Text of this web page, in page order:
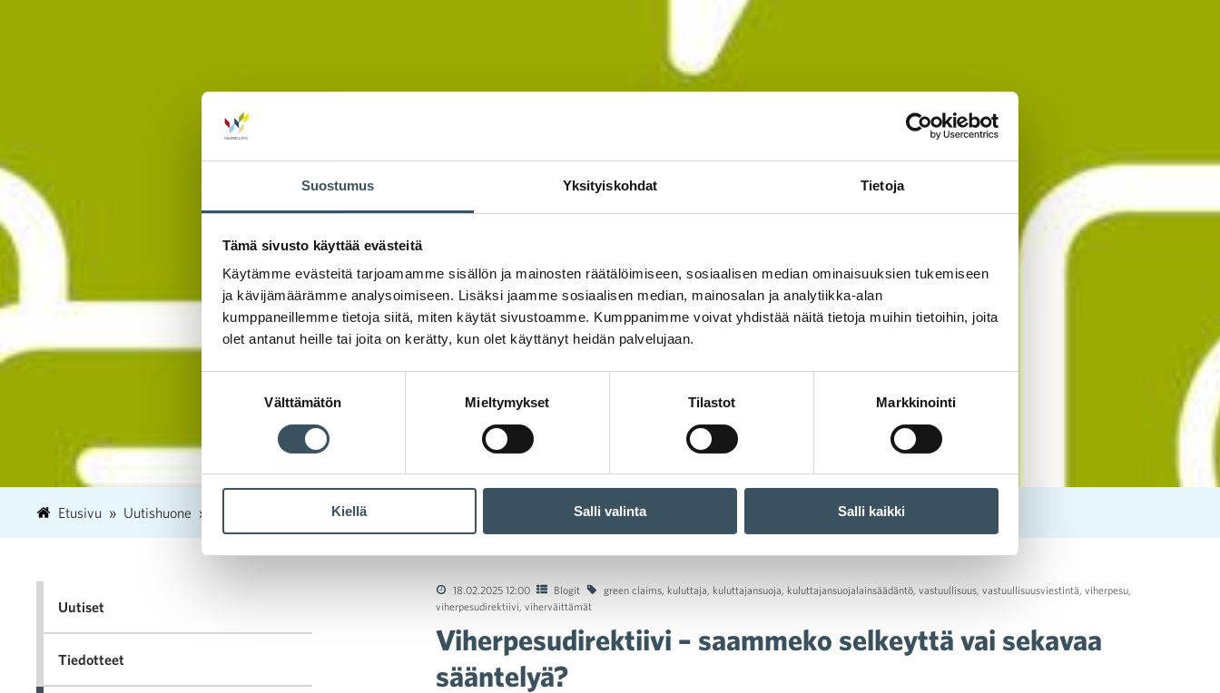
Suostumus Yksityiskohdat Tietoja
Tämä sivusto käyttää evästeitä
Käytämme evästeitä tarjoamamme sisällön ja mainosten räätälöimiseen, sosiaalisen median ominaisuuksien tukemiseen
ja kävijämäärämme analysoimiseen. Lisäksi jaamme sosiaalisen median, mainosalan ja analytiikka-alan
kumppaneillemme tietoja siitä, miten käytät sivustoamme. Kumppanimme voivat yhdistää näitä tietoja muihin tietoihin, joita
olet antanut heille tai joita on kerätty, kun olet käyttänyt heidän palvelujaan.
Välttämätön Mieltymykset Tilastot Markkinointi
Kiellä Salli valinta Salli kaikki
Etusivu Uutishuone 18 Viherpesudirektiivi – saammeko selkeyttä vai sekavaa sääntelyä?
18.02.2025 12:00 Blogit green claims kuluttaja kuluttajansuoja kuluttajansuojalainsäädäntö vastuullisuus vastuullisuusviestintä viherpesu
viherpesudirektiivi viherväittämät
Viherpesudirektiivi – saammeko selkeyttä vai sekavaa
sääntelyä?
Uutiset
Tiedotteet